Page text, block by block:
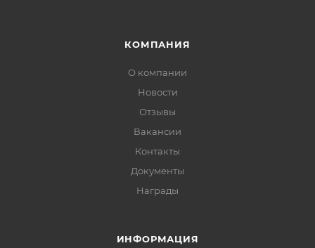
КОМПАНИЯ
О компании
Новости
Отзывы
Вакансии
Контакты
Документы
Награды
ИНФОРМАЦИЯ